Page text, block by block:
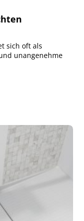
sich oft als
unangenehme